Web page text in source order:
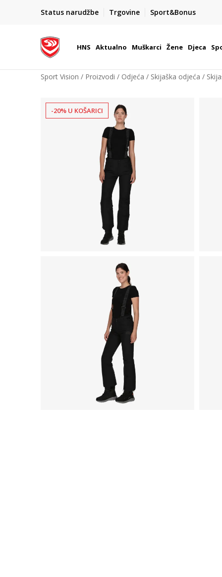
Status narudžbe Trgovine Sport&Bonus
BOX NOW
Dostava 1,50 €
| Više od 800 paketomata u Hrvatskoj
HNS Aktualno Muškarci Žene Djeca
Sport Vision Proizvodi Odjeća Skijaška odjeća
-20% U KOŠARICI